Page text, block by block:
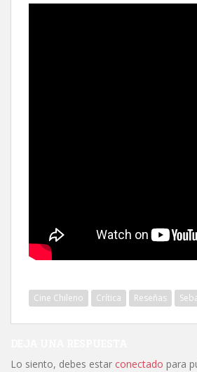
Cine Chileno Crítica Reseñas
Lo siento, debes estar conectado para